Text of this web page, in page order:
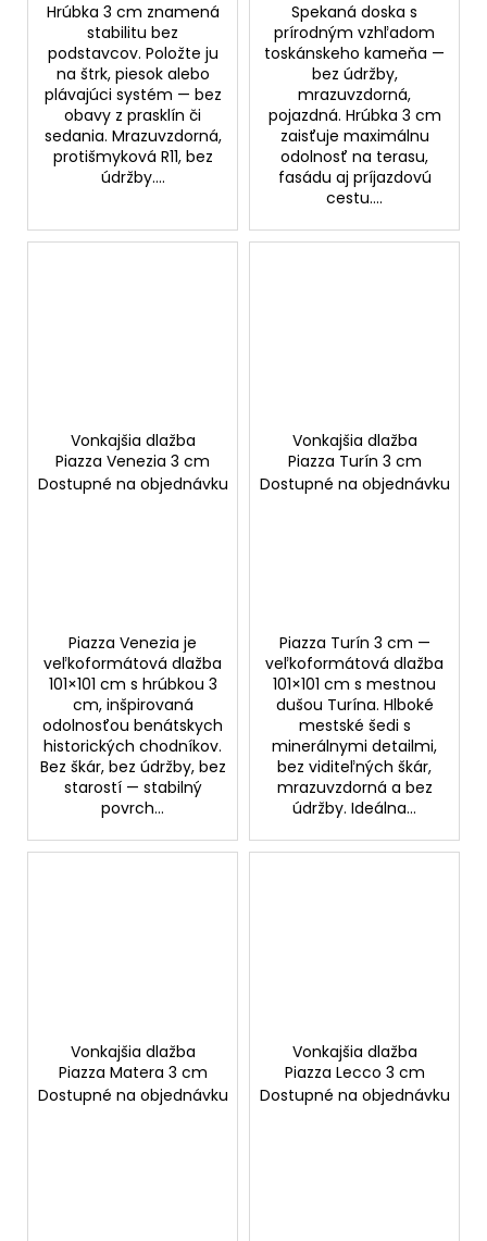
Hrúbka 3 cm znamená
stabilitu bez
podstavcov. Položte ju
na štrk, piesok alebo
plávajúci systém — bez
obavy z prasklín či
sedania. Mrazuvzdorná,
protišmyková R11, bez
údržby....
Spekaná doska s
prírodným vzhľadom
toskánskeho kameňa —
bez údržby,
mrazuvzdorná,
pojazdná. Hrúbka 3 cm
zaisťuje maximálnu
odolnosť na terasu,
fasádu aj príjazdovú
cestu....
Vonkajšia dlažba
Piazza Venezia 3 cm
Dostupné na objednávku
Piazza Venezia je
veľkoformátová dlažba
101×101 cm s hrúbkou 3
cm, inšpirovaná
odolnosťou benátskych
historických chodníkov.
Bez škár, bez údržby, bez
starostí — stabilný
povrch...
Vonkajšia dlažba
Piazza Turín 3 cm
Dostupné na objednávku
Piazza Turín 3 cm —
veľkoformátová dlažba
101×101 cm s mestnou
dušou Turína. Hlboké
mestské šedi s
minerálnymi detailmi,
bez viditeľných škár,
mrazuvzdorná a bez
údržby. Ideálna...
Vonkajšia dlažba
Piazza Matera 3 cm
Dostupné na objednávku
Vonkajšia dlažba
Piazza Lecco 3 cm
Dostupné na objednávku